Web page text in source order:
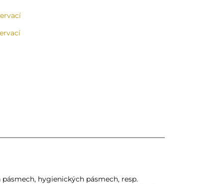
hygienických pásmech, resp.